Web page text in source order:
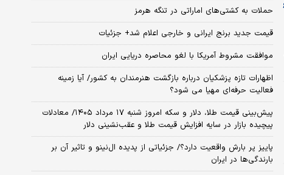
حملات به کشتی‌های اماراتی در تنگه هرمز
قیمت جدید برنج ایرانی و خارجی اعلام شد+ جزئیات
موافقت مشروط آمریکا با لغو محاصره دریایی ایران
اظهارات تازه پزشکیان درباره بازگشت هنرمندان به کشور/ آیا زمینه
فعالیت حرفه‌ای مهیا می شود؟
پیش‌بینی قیمت طلا، دلار و سکه امروز شنبه ۱۷ مرداد ۱۴۰۵/ معادلات
پیچیده بازار در سایه افزایش قیمت طلا و عقب‌نشینی دلار
پاییز پر بارش واقعیت دارد؟/ جزئیاتی از پدیده ال‌نینو و تاثیر آن بر
بارندگی‌ها در ایران